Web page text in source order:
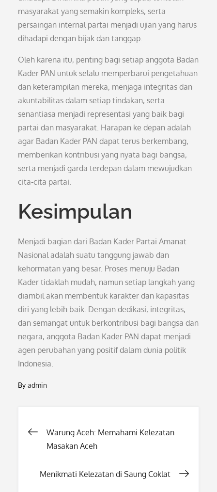
masyarakat yang semakin kompleks, serta
persaingan internal partai menjadi ujian yang harus
dihadapi dengan bijak dan tanggap.
Oleh karena itu, penting bagi setiap anggota Badan
Kader PAN untuk selalu memperbarui pengetahuan
dan keterampilan mereka, menjaga integritas dan
akuntabilitas dalam setiap tindakan, serta
senantiasa menjadi representasi yang baik bagi
partai dan masyarakat. Harapan ke depan adalah
agar Badan Kader PAN dapat terus berkembang,
memberikan kontribusi yang nyata bagi bangsa,
serta menjadi garda terdepan dalam mewujudkan
cita-cita partai.
Kesimpulan
Menjadi bagian dari Badan Kader Partai Amanat
Nasional adalah suatu tanggung jawab dan
kehormatan yang besar. Proses menuju Badan
Kader tidaklah mudah, namun setiap langkah yang
diambil akan membentuk karakter dan kapasitas
diri yang lebih baik. Dengan dedikasi, integritas,
dan semangat untuk berkontribusi bagi bangsa dan
negara, anggota Badan Kader PAN dapat menjadi
agen perubahan yang positif dalam dunia politik
Indonesia.
Byadmin
Post
Warung Aceh: Memahami Kelezatan
Masakan Aceh
Menikmati Kelezatan di Saung Coklat